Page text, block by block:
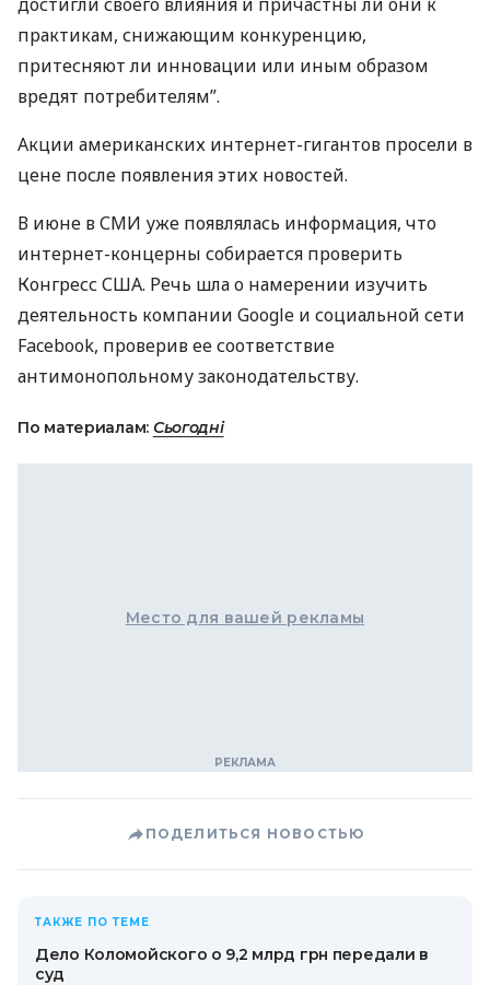
практикам, снижающим конкуренцию,
притесняют ли инновации или иным образом
вредят потребителям”.
Акции американских интернет-гигантов просели в
цене после появления этих новостей.
В июне вСМИ уже появлялась информация, что
интернет-концерны собирается проверить
КонгрессСША. Речь шла о намерении изучить
деятельность компании Google и социальной сети
Facebook, проверив ее соответствие
антимонопольному законодательству.
По материалам: Сьогодні
Место для вашей рекламы
ПОДЕЛИТЬСЯ НОВОСТЬЮ
ТАКЖЕ ПО ТЕМЕ
Дело Коломойского о 9,2 млрд грн передали в
суд